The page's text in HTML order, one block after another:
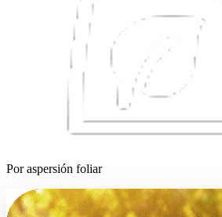
Por aspersión foliar